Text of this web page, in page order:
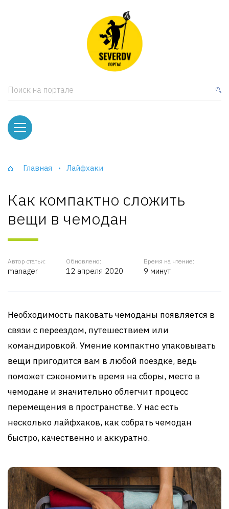
Поиск на портале
Главная Лайфхаки
Как компактно сложить
вещи в чемодан
Автор статьи:
manager
Обновлено:
12 апреля 2020
Время на чтение:
9 минут
Необходимость паковать чемоданы появляется в
связи с переездом, путешествием или
командировкой. Умение компактно упаковывать
вещи пригодится вам в любой поездке, ведь
поможет сэкономить время на сборы, место в
чемодане и значительно облегчит процесс
перемещения в пространстве. У нас есть
несколько лайфхаков, как собрать чемодан
быстро, качественно и аккуратно.
и тумбы